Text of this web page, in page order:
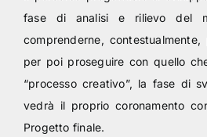
fase di analisi e rilievo del
comprenderne,
per poi proseguire con quello
“processo creativo”, la fase di
vedrà il proprio coronamento
Progetto finale.